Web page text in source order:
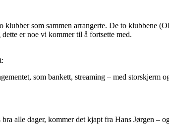
som sammen arrangerte. De to klubbene
er noe vi kommer til å fortsette med.
som bankett, streaming – med storskjerm
alle dager, kommer det kjapt fra Hans Jørgen –